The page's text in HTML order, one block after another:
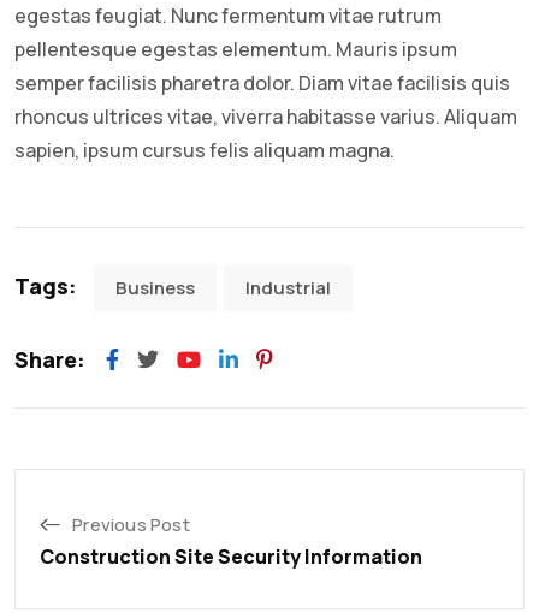
egestas feugiat. Nunc fermentum vitae rutrum
pellentesque egestas elementum. Mauris ipsum
semper facilisis pharetra dolor. Diam vitae facilisis quis
rhoncus ultrices vitae, viverra habitasse varius. Aliquam
sapien, ipsum cursus felis aliquam magna.
Tags: Business Industrial
Share:
Previous Post
Construction Site Security Information